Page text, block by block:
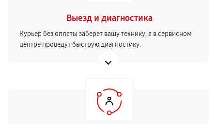
Выезд и диагностика
Курьер без оплаты заберет вашу технику, а в сервисном
центре проведут быструю диагностику.